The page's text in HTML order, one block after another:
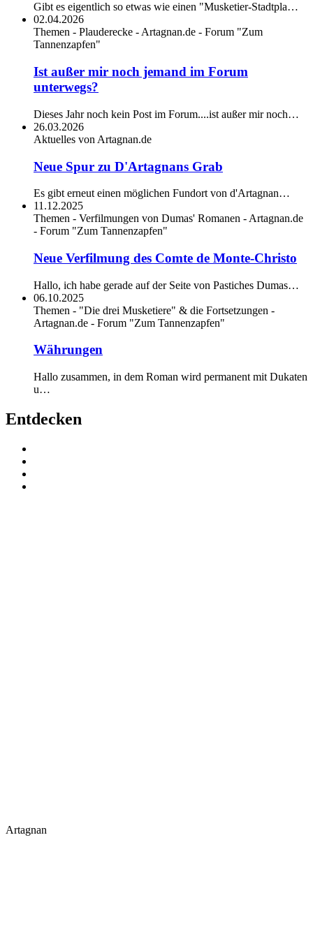
Gibt es eigentlich so etwas wie einen "Musketier-Stadtpla…
02.04.2026
Themen - Plauderecke - Artagnan.de - Forum "Zum
Tannenzapfen"
Ist außer mir noch jemand im Forum
unterwegs?
Dieses Jahr noch kein Post im Forum....ist außer mir noch…
26.03.2026
Aktuelles von Artagnan.de
Neue Spur zu D'Artagnans Grab
Es gibt erneut einen möglichen Fundort von d'Artagnan…
11.12.2025
Themen - Verfilmungen von Dumas' Romanen - Artagnan.de
- Forum "Zum Tannenzapfen"
Neue Verfilmung des Comte de Monte-Christo
Hallo, ich habe gerade auf der Seite von Pastiches Dumas…
06.10.2025
Themen - "Die drei Musketiere" & die Fortsetzungen -
Artagnan.de - Forum "Zum Tannenzapfen"
Währungen
Hallo zusammen, in dem Roman wird permanent mit Dukaten
u…
Entdecken
Artagnan